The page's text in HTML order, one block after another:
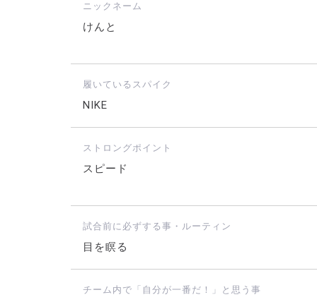
ニックネーム
けんと
履いているスパイク
NIKE
ストロングポイント
スピード
試合前に必ずする事・ルーティン
目を瞑る
チーム内で「自分が一番だ！」と思う事